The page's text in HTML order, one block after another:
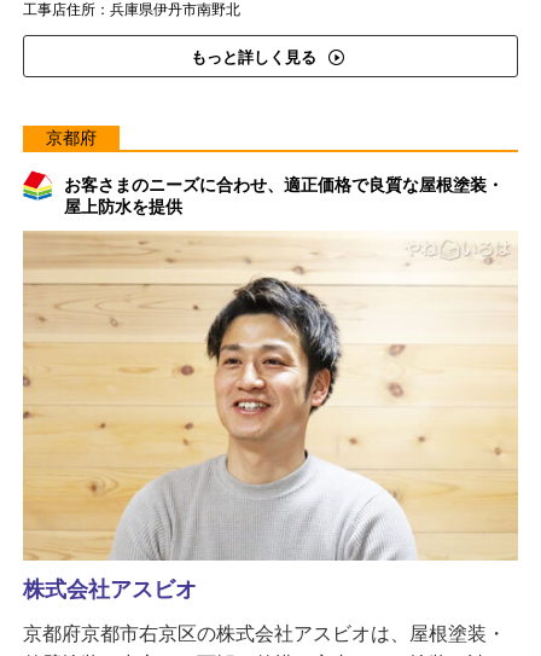
工事店住所：兵庫県伊丹市南野北
もっと詳しく見る
京都府
お客さまのニーズに合わせ、適正価格で良質な屋根塗装・
屋上防水を提供
株式会社アスビオ
京都府京都市右京区の株式会社アスビオは、屋根塗装・